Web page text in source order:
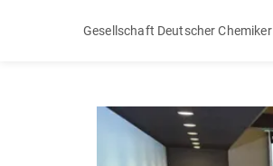
Gesellschaft Deutscher Chemiker